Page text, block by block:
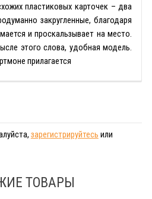
пластиковых карточек – два
закругленные, благодаря
и проскальзывает на место.
этого слова, удобная модель.
прилагается
зарегистрируйтесь или
ТОВАРЫ